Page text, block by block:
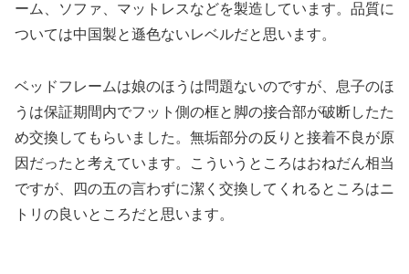
ーム、ソファ、マットレスなどを製造しています。品質に
ついては中国製と遜色ないレベルだと思います。
ベッドフレームは娘のほうは問題ないのですが、息子のほ
うは保証期間内でフット側の框と脚の接合部が破断したた
め交換してもらいました。無垢部分の反りと接着不良が原
因だったと考えています。こういうところはおねだん相当
ですが、四の五の言わずに潔く交換してくれるところはニ
トリの良いところだと思います。